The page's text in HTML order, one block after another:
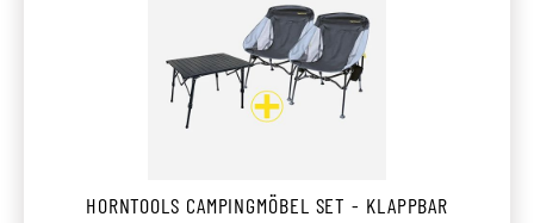
HORNTOOLS CAMPINGMÖBEL SET - KLAPPBAR